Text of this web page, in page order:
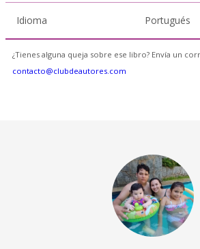
Idioma Portugués
¿Tienes alguna queja sobre ese libro? Envía un
contacto@clubdeautores.com